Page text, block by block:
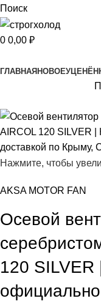
Поиск
0 0,00 ₽
ГЛАВНАЯНОВОЕ
Нажмите, чтобы
AKSA MOTOR FAN
Осевой
120 SILVER